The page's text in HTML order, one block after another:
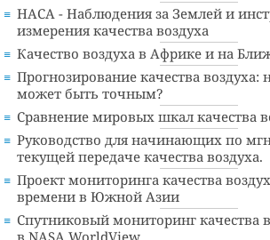
НАСА - Наблюдения за Землей и
измерения качества воздуха
Качество воздуха в Африке и на
Прогнозирование качества воздуха:
может быть точным?
Сравнение мировых шкал качества
Руководство для начинающих по
текущей передаче качества воздуха.
Проект мониторинга качества
времени в Южной Азии
Спутниковый мониторинг качества
в NASA WorldView